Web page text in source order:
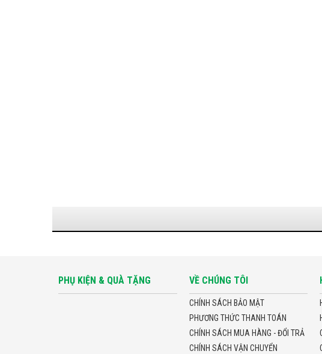
PHỤ KIỆN & QUÀ TẶNG VỀ CHÚNG TÔI
CHÍNH SÁCH BẢO MẬT
PHƯƠNG THỨC THANH TOÁN
CHÍNH SÁCH MUA HÀNG - ĐỔI TRẢ
CHÍNH SÁCH VẬN CHUYỂN